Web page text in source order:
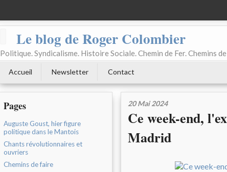
Le blog de Roger Colombier
Politique. Syndicalisme. Histoire Sociale. Chemin de Fer. Chemins
Accueil Newsletter Contact
Pages
Auguste Goust, hier figure
politique dans le Mantois
Chants révolutionnaires et
ouvriers
Chemins de faire
20 Mai 2024
Ce week-end,
Madrid